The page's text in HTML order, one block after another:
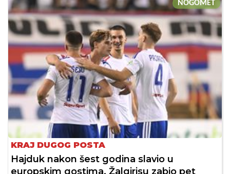
NOGOMET
KRAJ DUGOG POSTA
Hajduk nakon šest godina slavio u
europskim gostima, Žalgirisu zabio pet